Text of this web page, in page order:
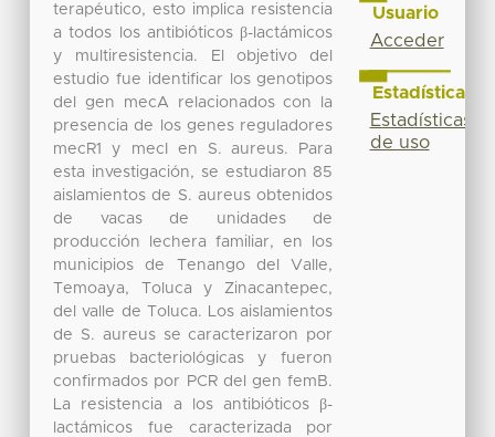
terapéutico, esto implica resistencia
a todos los antibióticos β-lactámicos
y multiresistencia. El objetivo del
estudio fue identificar los genotipos
del gen mecA relacionados con la
presencia de los genes reguladores
mecR1 y mecI en S. aureus. Para
esta investigación, se estudiaron 85
aislamientos de S. aureus obtenidos
de vacas de unidades de
producción lechera familiar, en los
municipios de Tenango del Valle,
Temoaya, Toluca y Zinacantepec,
del valle de Toluca. Los aislamientos
de S. aureus se caracterizaron por
pruebas bacteriológicas y fueron
confirmados por PCR del gen femB.
La resistencia a los antibióticos β-
lactámicos fue caracterizada por
Usuario
Acceder
Estadísticas
Estadísticas
de uso